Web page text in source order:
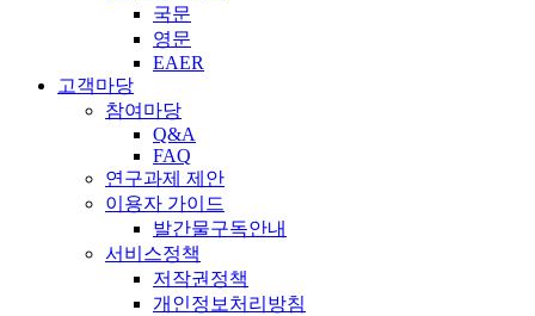
국문
영문
EAER
고객마당
참여마당
Q&A
FAQ
연구과제 제안
이용자 가이드
발간물구독안내
서비스정책
저작권정책
개인정보처리방침